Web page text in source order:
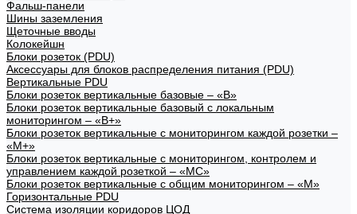
Фальш-панели
Шины заземления
Щеточные вводы
Колокейшн
Блоки розеток (PDU)
Аксессуары для блоков распределения питания (PDU)
Вертикальные PDU
Блоки розеток вертикальные базовые – «В»
Блоки розеток вертикальные базовый с локальным
мониторингом – «В+»
Блоки розеток вертикальные с мониторингом каждой розетки –
«М+»
Блоки розеток вертикальные с мониторингом, контролем и
управлением каждой розеткой – «МС»
Блоки розеток вертикальные с общим мониторингом – «М»
Горизонтальные PDU
Система изоляции коридоров ЦОД